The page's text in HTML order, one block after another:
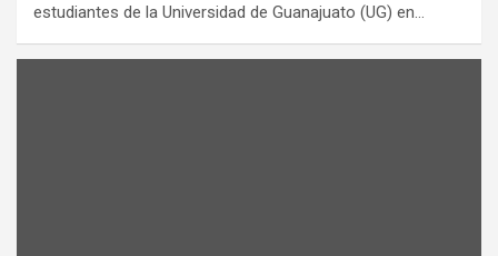
estudiantes de la Universidad de Guanajuato (UG) en…